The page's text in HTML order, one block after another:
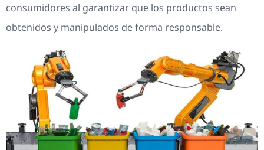
consumidores al garantizar que los productos sean
obtenidos y manipulados de forma responsable.